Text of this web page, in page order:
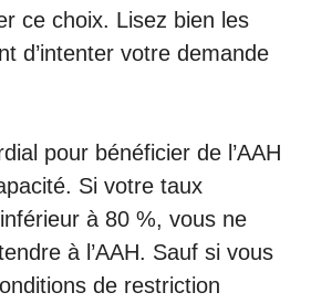
ce choix. Lisez bien les
d’intenter votre demande
pour bénéficier de l’AAH
Si votre taux
à 80 %, vous ne
à l’AAH. Sauf si vous
de restriction